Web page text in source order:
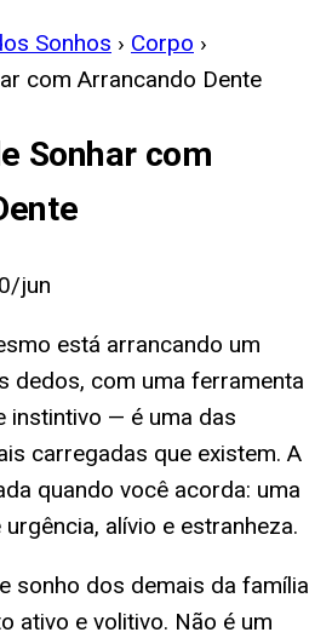
Sonhos › Corpo ›
com Arrancando Dente
Sonhar com
jun
está arrancando um
dedos, com uma ferramenta
instintivo — é uma das
carregadas que existem. A
quando você acorda: uma
alívio e estranheza.
sonho dos demais da família
ativo e volitivo. Não é um